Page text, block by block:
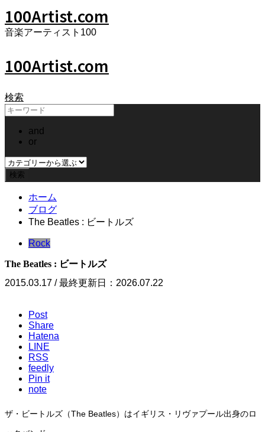
100Artist.com
音楽アーティスト100
100Artist.com
検索
and
or
ホーム
ブログ
The Beatles : ビートルズ
Rock
The Beatles : ビートルズ
2015.03.17 / 最終更新日：2026.07.22
Post
Share
Hatena
LINE
RSS
feedly
Pin it
note
ザ・ビートルズ（The Beatles）はイギリス・リヴァプール出身のロ